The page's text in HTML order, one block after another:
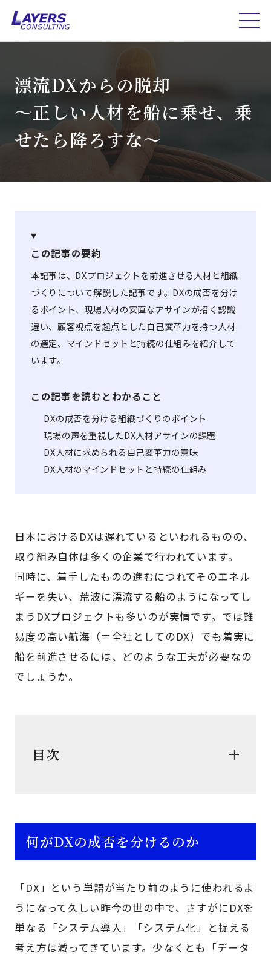
漂流DXからの脱却
～正しい人材を船に乗せ、乗
せたら降ろすな～
この記事の要約
本記事は、DXプロジェクトを前進させる人材と組織
づくりについて解説した記事です。DXの成否を分け
るポイント、現場人材の安直なアサインが招く認識
違い、顧客視点を起点とした自己変革力を持つ人材
の選定、マインドセットと持続の仕組みを紹介して
います。
この記事を読むとわかること
DXの成否を分ける組織づくりのポイント
現場の声を重視したDX人材アサインの課題
DX人材に求められる自己変革力の意味
DX人材のマインドセットと持続の仕組み
日本におけるDXは遅れているといわれるものの、
取り組み自体は多くの企業で行われています。
同時に、着手したものの進むにつれてそのエネル
ギーを失い、荒波に漂流する船のようになってし
まうDXプロジェクトも多いのが実情です。では難
易度の高い航海（＝全社としてのDX）でも着実に
船を前進させるには、どのような工夫が必要なの
でしょうか。
目次
何がDXの成否を分けるのか
「DX」という単語が当たり前のように使われるよ
うになって久しい昨今の世の中で、さすがにDXを
単なる「システム導入」「システム化」と捉える
考え方は減ってきています。少なくとも「データ